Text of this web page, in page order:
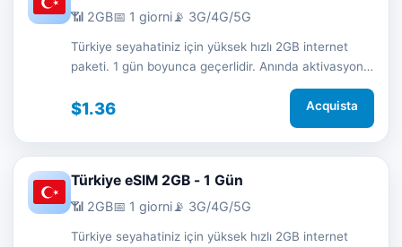
📶 2GB📅 1 giorni📡 3G/4G/5G
Türkiye seyahatiniz için yüksek hızlı 2GB internet
paketi. 1 gün boyunca geçerlidir. Anında aktivasyon
$1.36 Acquista
Türkiye eSIM 2GB - 1 Gün
📶 2GB📅 1 giorni📡 3G/4G/5G
Türkiye seyahatiniz için yüksek hızlı 2GB internet